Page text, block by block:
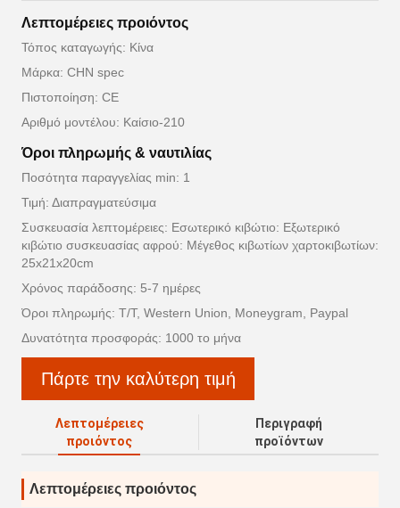
Λεπτομέρειες προιόντος
Τόπος καταγωγής: Κίνα
Μάρκα: CHN spec
Πιστοποίηση: CE
Αριθμό μοντέλου: Καίσιο-210
Όροι πληρωμής & ναυτιλίας
Ποσότητα παραγγελίας min: 1
Τιμή: Διαπραγματεύσιμα
Συσκευασία λεπτομέρειες: Εσωτερικό κιβώτιο: Εξωτερικό
κιβώτιο συσκευασίας αφρού: Μέγεθος κιβωτίων χαρτοκιβωτίων:
25x21x20cm
Χρόνος παράδοσης: 5-7 ημέρες
Όροι πληρωμής: T/T, Western Union, Moneygram, Paypal
Δυνατότητα προσφοράς: 1000 το μήνα
Πάρτε την καλύτερη τιμή
Λεπτομέρειες
προιόντος
Περιγραφή
προϊόντων
Λεπτομέρειες προιόντος